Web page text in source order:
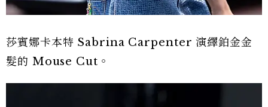
莎賓娜卡本特 Sabrina Carpenter 演繹鉑金金
髮的 Mouse Cut。